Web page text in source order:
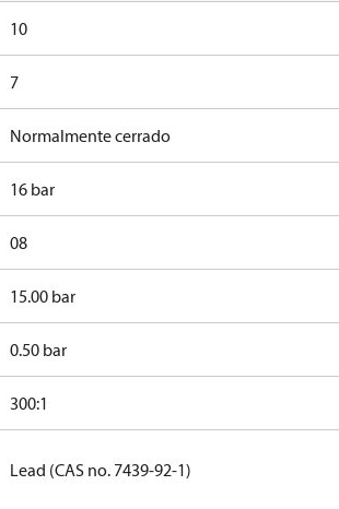
10
7
Normalmente cerrado
16 bar
08
15.00 bar
0.50 bar
300:1
Lead (CAS no. 7439-92-1)